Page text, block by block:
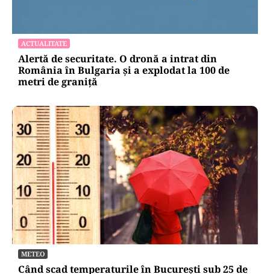
ACTUALITATE
Alertă de securitate. O dronă a intrat din
România în Bulgaria şi a explodat la 100 de
metri de graniţă
METEO
Când scad temperaturile în București sub 25 de